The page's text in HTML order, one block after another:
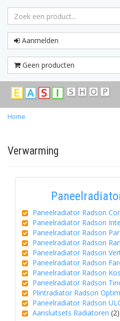
Aanmelden
Geen producten
Home
Verwarming
Paneelradiator Radson
Paneelradiator Radson
Paneelradiator Radson
Paneelradiator Radson
Paneelradiator Radson
Paneelradiator Radson
Paneelradiator Radson
Paneelradiator Radson
Plintradiator Radson
Paneelradiator Radson
Aansluitsets Radiatoren (2)